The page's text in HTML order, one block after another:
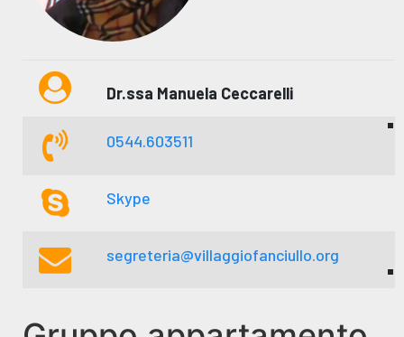
Dr.ssa Manuela Ceccarelli
0544.603511
Skype
segreteria@villaggiofanciullo.org